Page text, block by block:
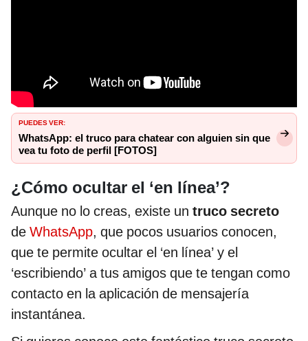
PUEDES VER:
WhatsApp: el truco para chatear con alguien sin que
vea tu foto de perfil [FOTOS]
¿Cómo ocultar el ‘en línea’?
Aunque no lo creas, existe un truco secreto
de WhatsApp, que pocos usuarios conocen,
que te permite ocultar el ‘en línea’ y el
‘escribiendo’ a tus amigos que te tengan como
contacto en la aplicación de mensajería
instantánea.